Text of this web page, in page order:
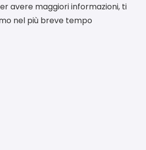
avere maggiori informazioni, ti
nel più breve tempo